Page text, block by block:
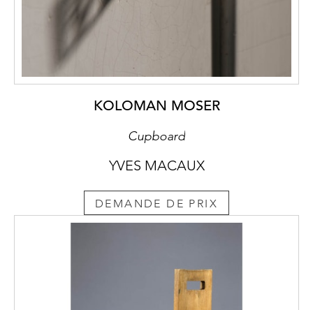
KOLOMAN MOSER
Cupboard
YVES MACAUX
DEMANDE DE PRIX